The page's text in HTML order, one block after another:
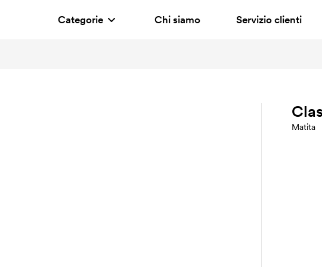
Categorie Chi siamo Servizio clienti
Matita